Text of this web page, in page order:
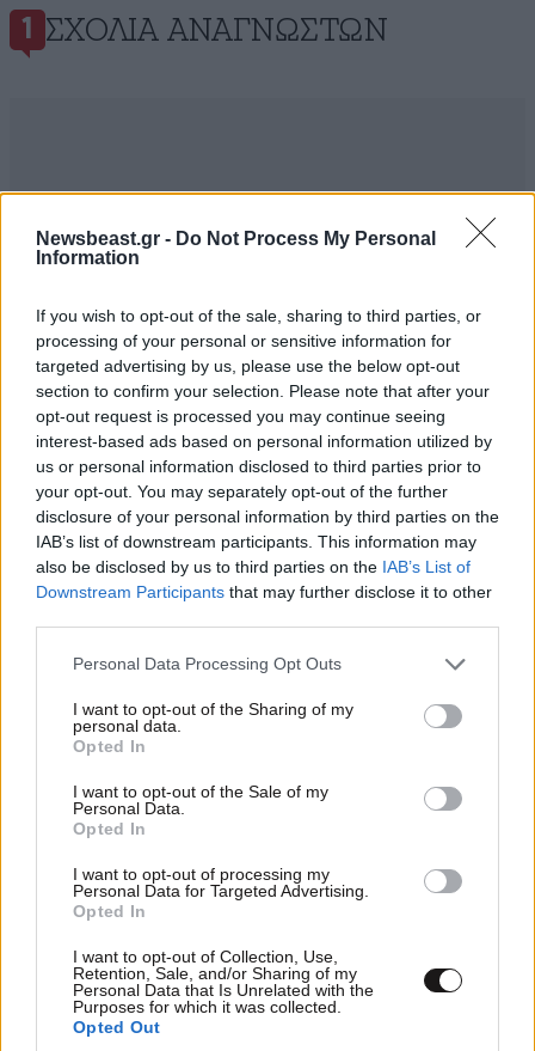
Newsbeast.gr - Do Not Process My Personal
Information
If you wish to opt-out of the sale, sharing to third parties, or
processing of your personal or sensitive information for
targeted advertising by us, please use the below opt-out
section to confirm your selection. Please note that after your
opt-out request is processed you may continue seeing
interest-based ads based on personal information utilized by
us or personal information disclosed to third parties prior to
your opt-out. You may separately opt-out of the further
disclosure of your personal information by third parties on the
IAB’s list of downstream participants. This information may
also be disclosed by us to third parties on the IAB’s List of
Downstream Participants that may further disclose it to other
Please note that this website/app uses one or more Google
not limited to your visit or usage behaviour. You may click to
grant or deny consent to Google and its third-party tags to
use your data for below specified purposes in below Google
consent section.
Personal Data Processing Opt Outs
I want to opt-out of the Sharing of my
personal data.
Opted In
I want to opt-out of the Sale of my
Personal Data.
Opted In
I want to opt-out of processing my
Personal Data for Targeted Advertising.
Opted In
I want to opt-out of Collection, Use,
Retention, Sale, and/or Sharing of my
Personal Data that Is Unrelated with the
Purposes for which it was collected.
Opted Out
1 ΣΧΌΛΙΑ ΑΝΑΓΝΩΣΤΏΝ
Xαρακτήρες: 0/1000
Διαβάστε και ακολουθήστε τους κανόνες σχολιασμού
ΠΡΟΣΘΗΚΗ
οι καημένοι στο κυνοβούλιο 17·06·2026 17:33
Απαντήστε